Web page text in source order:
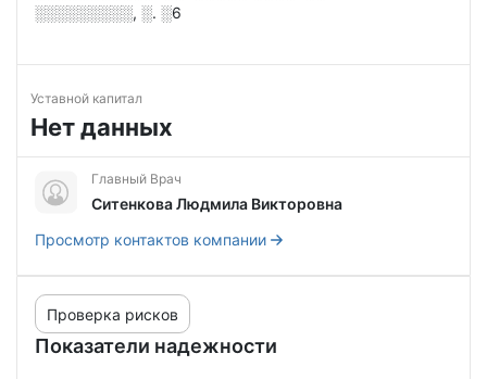
░░░░░░░░░, ░. ░6
Уставной капитал
Нет данных
Главный Врач
Ситенкова Людмила Викторовна
Просмотр контактов компании
Показатели надежности
Проверка рисков